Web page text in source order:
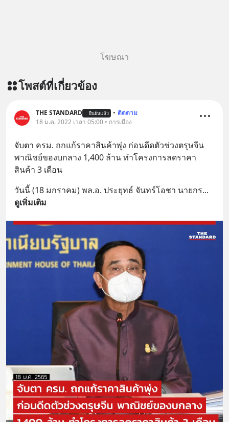
โฆษณา
โพสต์ที่เกี่ยวข้อง
THE STANDARD ยืนยันแล้ว • ติดตาม
18 ม.ค. 2022 เวลา 05:00 • การเมือง
จับตา ครม. ถกแก้ราคาสินค้าพุ่ง ก่อนดีดตัวช่วงตรุษจีน
พาณิชย์ของบกลาง 1,400 ล้าน ทำโครงการลดราคา
สินค้า 3 เดือน
วันนี้ (18 มกราคม) พล.อ. ประยุทธ์ จันทร์โอชา นายกร...
ดูเพิ่มเติม